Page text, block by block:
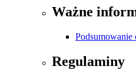
Ważne
Podsumowanie
Regulaminy